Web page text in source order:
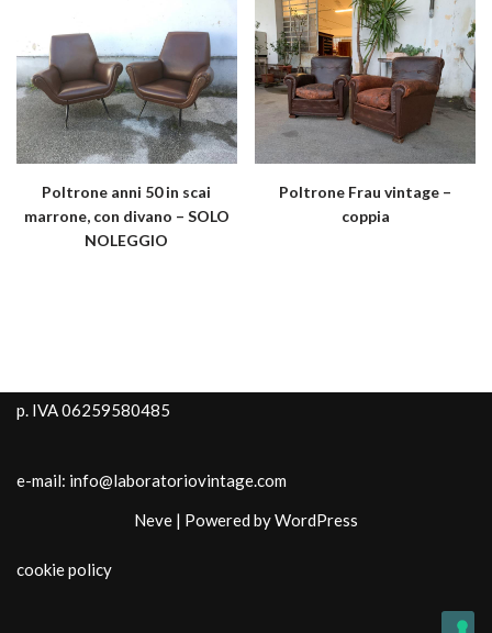
Poltrone anni 50 in scai
marrone, con divano – SOLO
NOLEGGIO
Poltrone Frau vintage –
coppia
p. IVA 06259580485
e-mail: info@laboratoriovintage.com
Neve | Powered byWordPress
cookie policy